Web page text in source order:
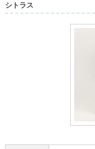
シトラス